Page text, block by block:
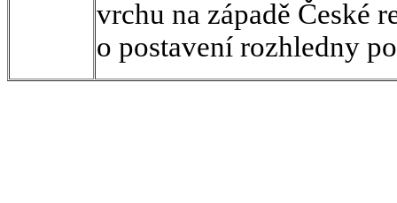
vrchu na západě České
o postavení rozhledny